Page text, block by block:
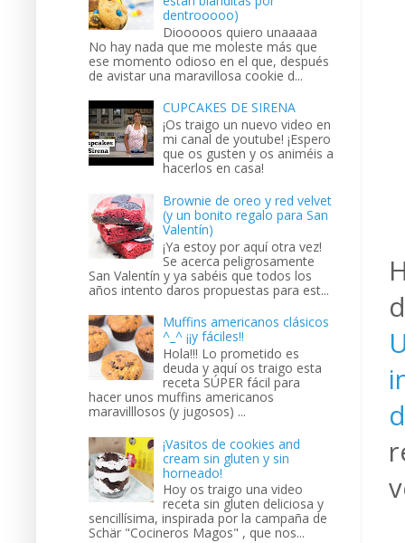
dentrooooo)
Diooooos quiero unaaaaa
No hay nada que me moleste más que
ese momento odioso en el que, después
de avistar una maravillosa cookie d...
CUPCAKES DE SIRENA
¡Os traigo un nuevo video en
mi canal de youtube! ¡Espero
que os gusten y os animéis a
hacerlos en casa!
Brownie de oreo y red velvet
(y un bonito regalo para San
Valentín)
¡Ya estoy por aquí otra vez!
Se acerca peligrosamente
San Valentín y ya sabéis que todos los
años intento daros propuestas para est...
Muffins americanos clásicos
^_^ ¡¡y fáciles!!
Hola!!! Lo prometido es
deuda y aquí os traigo esta
receta SÚPER fácil para
hacer unos muffins americanos
maravilllosos (y jugosos) ...
¡Vasitos de cookies and
cream sin gluten y sin
horneado!
Hoy os traigo una video
receta sin gluten deliciosa y
sencillísima, inspirada por la campaña de
Schär "Cocineros Magos" , que nos...